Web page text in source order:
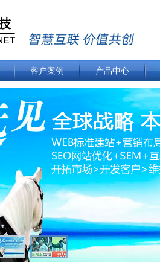
客户案例 产品中心